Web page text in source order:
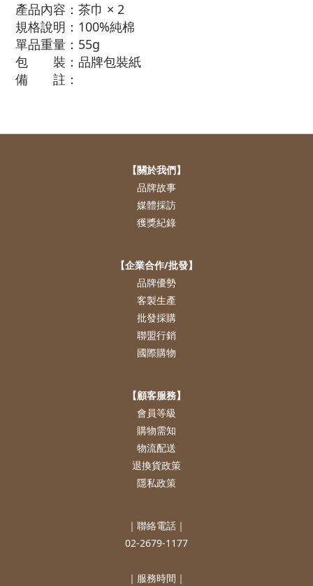
產品內容：茶巾 × 2
規格說明：100%純棉
單品重量：55g
包 裝：品牌包裝紙
備 註：
【關於我們】
品牌故事
媒體採訪
獲獎紀錄
【企業合作/批發】
品牌優勢
客製生產
批發採購
聯盟行銷
國際購物
【顧客服務】
會員等級
購物需知
物流配送
退換貨政策
隱私政策
｜聯絡電話｜
02-2679-1177
｜服務時間｜